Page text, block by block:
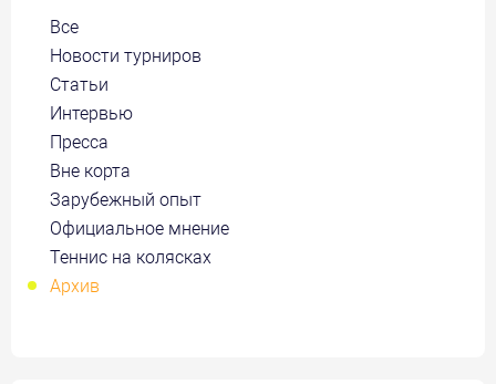
Все
Новости турниров
Статьи
Интервью
Пресса
Вне корта
Зарубежный опыт
Официальное мнение
Теннис на колясках
Архив